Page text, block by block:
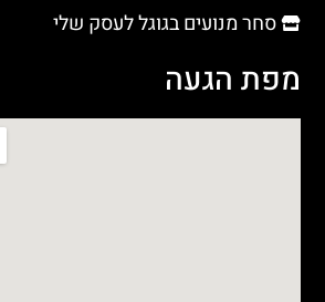
סחר מנועים בגוגל לעסק שלי
מפת הגעה